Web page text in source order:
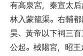
有高泉宮， 秦宣太
林入蒙籠渠。 右輔
昊、 黃帝以下祠三
公起。 棫陽宮， 昭王